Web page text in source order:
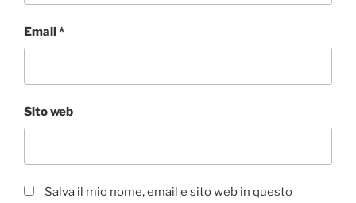
Email *
Sito web
Salva il mio nome, email e sito web in questo